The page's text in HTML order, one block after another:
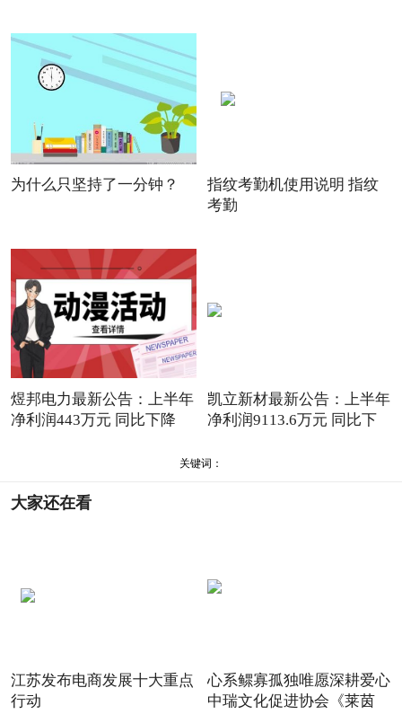
为什么只坚持了一分钟？
指纹考勤机使用说明 指纹
考勤
煜邦电力最新公告：上半年
净利润443万元 同比下降
凯立新材最新公告：上半年
净利润9113.6万元 同比下
关键词：
大家还在看
江苏发布电商发展十大重点
行动
心系鳏寡孤独唯愿深耕爱心
中瑞文化促进协会《莱茵